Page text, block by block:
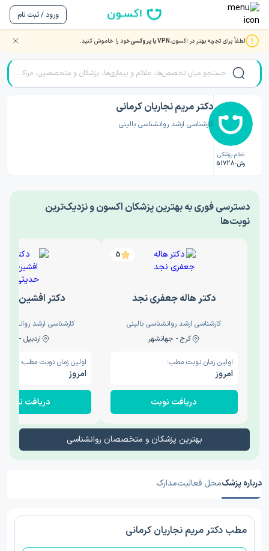
ورود / ثبت نام
لطفاً برای تجربه بهتر در اکسون،VPN یا پروکسی خود را خاموش کنید. صفحه اصلی/دکتر روانشناسی/دکتر مریم نجاریان کرمانی
نظام پزشکی
رش-51728
دکتر مریم نجاریان کرمانی
کارشناسی ارشد روانشناسی بالینی
‎دسترسی فوری به بهترین پزشکان اکسون و نزدیک‌ترین
نوبت‌ها
5
دکتر هاله جعفری نجد
کارشناسی ارشد روانشناسی بالینی
کرج - جهانشهر
اولین زمان نوبت مطب:
امروز
دریافت نوبت
دکتر افشین
کارشناسی ارشد
اردبیل - والی
اولین زمان نوبت مطب:
امروز
دریافت نوبت
بهترین پزشکان و متخصصان روانشناسی
درباره پزشکمحل فعالیتمدارک
مطب دکتر مریم نجاریان کرمانی